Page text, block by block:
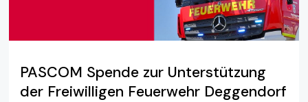
PASCOM Spende zur Unterstützung
der Freiwilligen Feuerwehr Deggendorf